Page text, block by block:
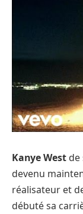
Kanye West de
devenu
réalisateur et
débuté sa